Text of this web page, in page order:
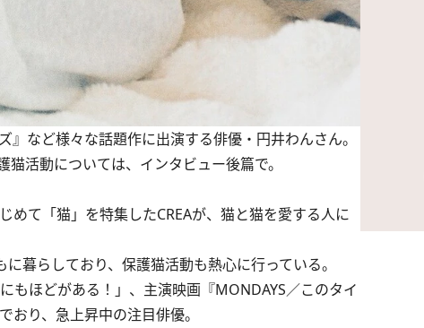
など様々な話題作に出演する俳優・円井わんさん。
活動については、インタビュー後篇で。
て「猫」を特集したCREAが、猫と猫を愛する人に
暮らしており、保護猫活動も熱心に行っている。
ほどがある！」、主演映画『MONDAYS／このタイ
り、急上昇中の注目俳優。